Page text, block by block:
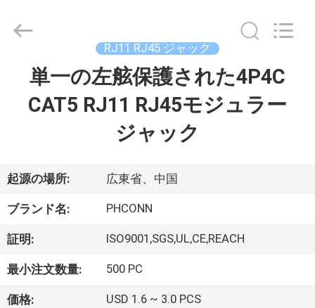
ダ
ク
ト
私
2015
Electronics
RJ11 RJ45 ジャック
単一の左舷保護された4P4C
CAT5 RJ11 RJ45モジュラー
ジャック
起源の場所: 広東省、中国
ブランド名: PHCONN
証明: ISO9001,SGS,UL,CE,REACH
最小注文数量: 500 PC
価格: USD 1.6 ~ 3.0 PCS